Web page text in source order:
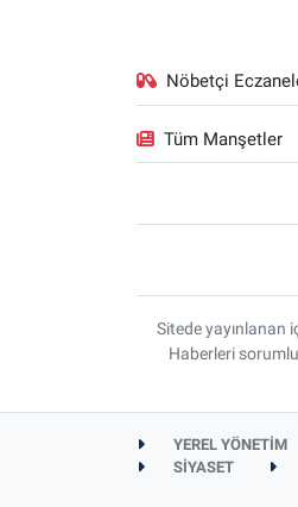
Nöbetçi
Tüm Manşetler
Sitede yayınlanan
Haberleri
YEREL YÖNETİM
SİYASET